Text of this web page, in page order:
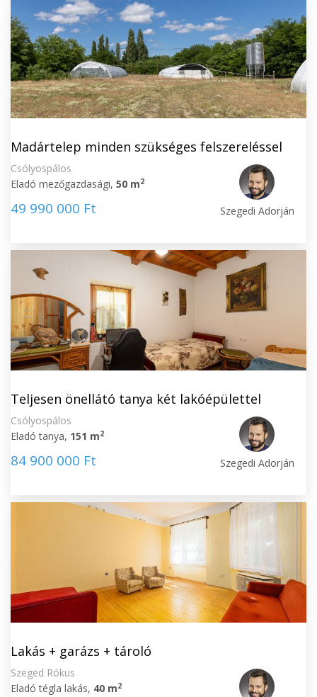
Madártelep minden szükséges felszereléssel
Csólyospálos
Eladó mezőgazdasági, 50 m2
49 990 000 Ft Szegedi Adorján
Teljesen önellátó tanya két lakóépülettel
Csólyospálos
Eladó tanya, 151 m2
84 900 000 Ft Szegedi Adorján
Lakás + garázs + tároló
Szeged Rókus
Eladó tégla lakás, 40 m2